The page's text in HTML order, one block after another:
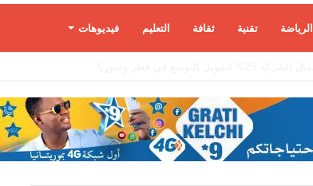
الرياضة تقنية ثقافة التعليم فيديوهات